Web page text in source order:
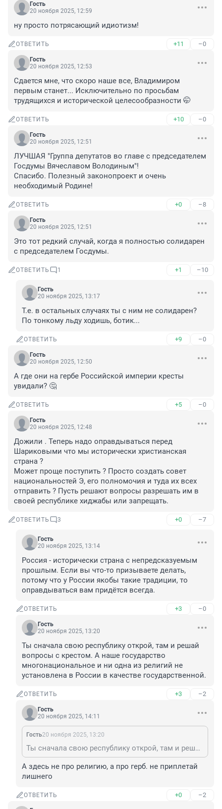
Гость
20 ноября 2025, 12:59
ну просто потрясающий идиотизм!
ОТВЕТИТЬ +11 –0
Гость
20 ноября 2025, 12:53
Сдается мне, что скоро наше все, Владимиром
первым станет... Исключительно по просьбам
трудящихся и исторической целесообразности 🤭
ОТВЕТИТЬ +10 –0
Гость
20 ноября 2025, 12:51
ЛУЧШАЯ "Группа депутатов во главе с председателем
Госдумы Вячеславом Володиным"!
Спасибо. Полезный законопроект и очень
необходимый Родине!
ОТВЕТИТЬ +0 –8
Гость
20 ноября 2025, 12:51
Это тот редкий случай, когда я полностью солидарен
с председателем Госдумы.
ОТВЕТИТЬ 1 +1 –10
Гость
20 ноября 2025, 13:17
Т.е. в остальных случаях ты с ним не солидарен?
По тонкому льду ходишь, ботик...
ОТВЕТИТЬ +9 –0
Гость
20 ноября 2025, 12:50
А где они на гербе Российской империи кресты
увидали? 🤔
ОТВЕТИТЬ +5 –0
Гость
20 ноября 2025, 12:48
Дожили . Теперь надо оправдываться перед
Шариковыми что мы исторически христианская
страна ?
Может проще поступить ? Просто создать совет
национальностей Э, его полномочия и туда их всех
отправить ? Пусть решают вопросы разрешать им в
своей республике хиджабы или запрещать.
ОТВЕТИТЬ 3 +0 –7
Гость
20 ноября 2025, 13:14
Россия - исторически страна с непредсказуемым
прошлым. Если вы что-то призываете делать,
потому что у России якобы такие традиции, то
оправдываться вам придётся всегда.
ОТВЕТИТЬ +3 –0
Гость
20 ноября 2025, 13:20
Ты сначала свою республику открой, там и решай
вопросы с крестом. А наше государство
многонациональное и ни одна из религий не
установлена в России в качестве государственной.
ОТВЕТИТЬ +3 –2
Гость
20 ноября 2025, 14:11
Гость20 ноября 2025, 13:20
Ты сначала свою республику открой, там и решай вопросы с крестом. А наше государство многонациональное и ни одна из религий не установлена в России в качестве государственной.
А здесь не про религию, а про герб. не приплетай
лишнего
ОТВЕТИТЬ +0 –2